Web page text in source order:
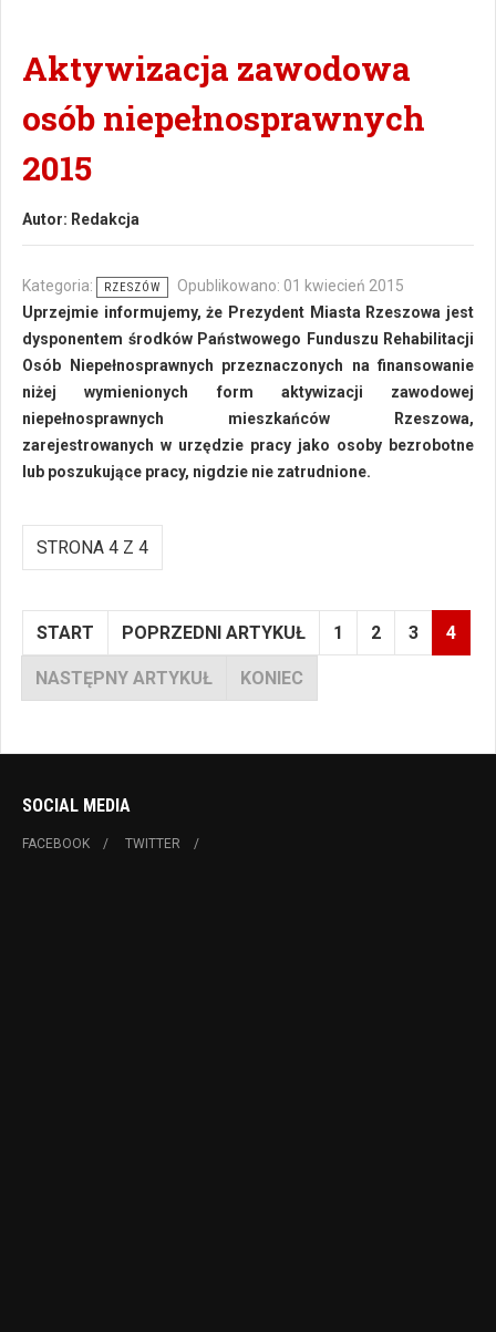
Aktywizacja zawodowa
osób niepełnosprawnych
2015
Autor: Redakcja
Kategoria: RZESZÓW
Opublikowano: 01 kwiecień 2015
Uprzejmie informujemy, że Prezydent Miasta Rzeszowa jest
dysponentem środków Państwowego Funduszu Rehabilitacji
Osób Niepełnosprawnych przeznaczonych na finansowanie
niżej wymienionych form aktywizacji zawodowej
niepełnosprawnych mieszkańców Rzeszowa,
zarejestrowanych w urzędzie pracy jako osoby bezrobotne
lub poszukujące pracy, nigdzie nie zatrudnione.
STRONA 4 Z 4
START POPRZEDNI ARTYKUŁ 1 2 3 4
NASTĘPNY ARTYKUŁ KONIEC
SOCIAL MEDIA
FACEBOOK TWITTER